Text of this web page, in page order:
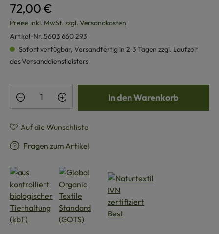
72,00 €
Preise inkl. MwSt. zzgl. Versandkosten
Artikel-Nr. 5603 660 293
Sofort verfügbar, Versandfertig in 2-3 Tagen zzgl. Laufzeit
des Versanddienstleisters
Produkt Anzahl: Gib den gewünschten
In den Warenkorb
Auf die Wunschliste
Fragen zum Artikel